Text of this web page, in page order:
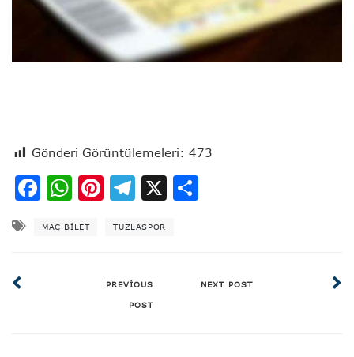
Gönderi Görüntülemeleri: 473
Facebook
WhatsApp
Pinterest
Telegram
X
MAÇ BILET TUZLASPOR
PREVIOUS
POST
NEXT POST